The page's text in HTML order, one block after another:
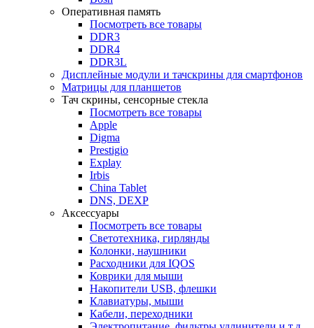
Оперативная память
Посмотреть все товары
DDR3
DDR4
DDR3L
Дисплейные модули и тачскрины для смартфонов
Матрицы для планшетов
Тач скрины, сенсорные стекла
Посмотреть все товары
Apple
Digma
Prestigio
Explay
Irbis
China Tablet
DNS, DEXP
Аксессуары
Посмотреть все товары
Светотехника, гирлянды
Колонки, наушники
Расходники для IQOS
Коврики для мыши
Накопители USB, флешки
Клавиатуры, мыши
Кабели, переходники